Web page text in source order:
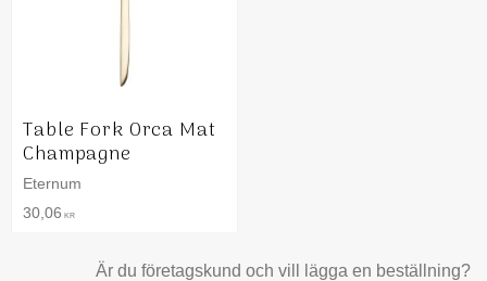
Table Fork Orca Mat
Champagne
Eternum
30,06 KR
Är du företagskund och vill lägga en beställning?